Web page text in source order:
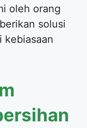
oleh orang
solusi
kebiasaan